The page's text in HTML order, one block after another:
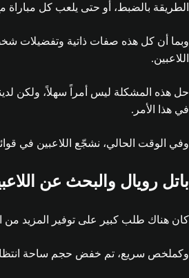
الطريقة بالضبط، أو حتى يلعب كل مباراة
وبما أن كل هذه صفات ذاتية وتفضيلات
اللاعبين.
حل هذه المشكلة ليس أمراً سهلاً، ولكن
في هذا الأمر.
وفي الوقت الحالي، نشجّع اللاعبين في
باتل رويال والبحث عن
كان هناك طلب كبير على توفير المزيد من
وكملخص سريع، تم خفض حجم ساحة انتظار المباريات الثنائية إلى 30 لاعباً وتم تعديل الحلقات في الخرائط